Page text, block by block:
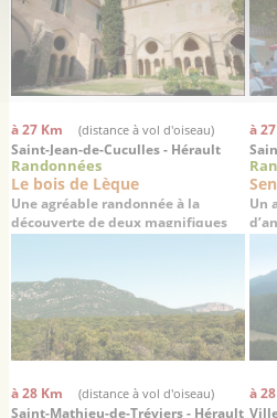
à 27 Km (distance à vol d'oiseau)
Saint-Jean-de-Cuculles - Hérault
Randonnées
Le bois de Lèque
Une agréable randonnée à la
découverte de deux magnifiques
à
Un
à 28 Km (distance à vol d'oiseau)
Saint-Mathieu-de-Tréviers - Hérault
à